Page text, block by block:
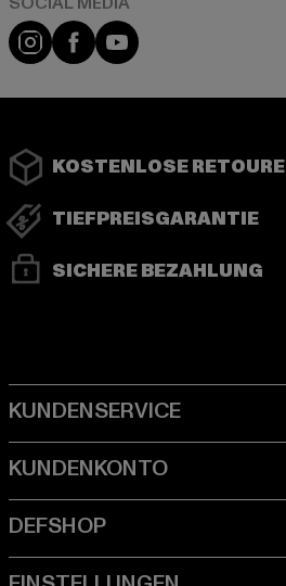
Instagram
FacebookYouTube
KOSTENLOSE RETOURE
TIEFPREISGARANTIE
SICHERE BEZAHLUNG